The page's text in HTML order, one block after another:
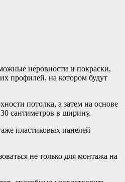
неровности и покраски,
профилей, на котором будут
потолка, а затем на основе
сантиметров в ширину.
пластиковых панелей
не только для монтажа на